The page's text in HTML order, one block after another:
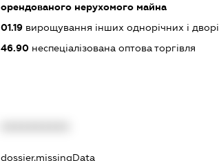
орендованого нерухомого майна
01.19 вирощування інших однорічних і
46.90 неспеціалізована оптова торгівля
dossier.missingData